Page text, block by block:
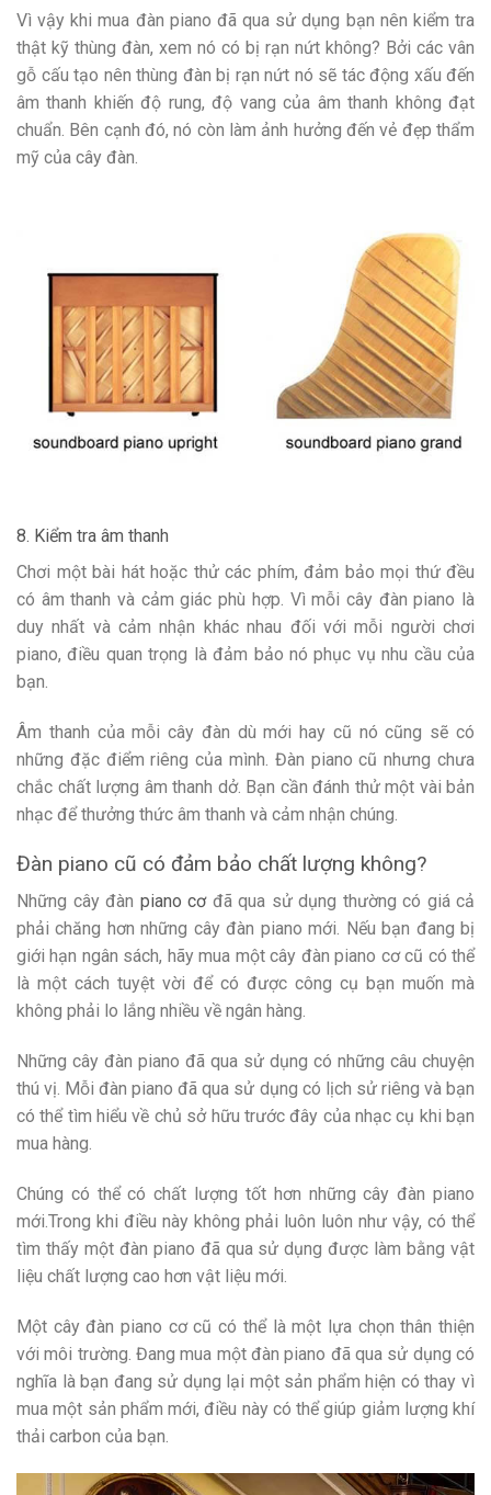
Vì vậy khi mua đàn piano đã qua sử dụng bạn nên kiểm tra
thật kỹ thùng đàn, xem nó có bị rạn nứt không? Bởi các vân
gỗ cấu tạo nên thùng đàn bị rạn nứt nó sẽ tác động xấu đến
âm thanh khiến độ rung, độ vang của âm thanh không đạt
chuẩn. Bên cạnh đó, nó còn làm ảnh hưởng đến vẻ đẹp thẩm
mỹ của cây đàn.
8. Kiểm tra âm thanh
Chơi một bài hát hoặc thử các phím, đảm bảo mọi thứ đều
có âm thanh và cảm giác phù hợp. Vì mỗi cây đàn piano là
duy nhất và cảm nhận khác nhau đối với mỗi người chơi
piano, điều quan trọng là đảm bảo nó phục vụ nhu cầu của
bạn.
Âm thanh của mỗi cây đàn dù mới hay cũ nó cũng sẽ có
những đặc điểm riêng của mình. Đàn piano cũ nhưng chưa
chắc chất lượng âm thanh dở. Bạn cần đánh thử một vài bản
nhạc để thưởng thức âm thanh và cảm nhận chúng.
Đàn piano cũ có đảm bảo chất lượng không?
Những cây đàn piano cơđã qua sử dụng thường có giá cả
phải chăng hơn những cây đàn piano mới. Nếu bạn đang bị
giới hạn ngân sách, hãy mua một cây đàn piano cơ cũ có thể
là một cách tuyệt vời để có được công cụ bạn muốn mà
không phải lo lắng nhiều về ngân hàng.
Những cây đàn piano đã qua sử dụng có những câu chuyện
thú vị. Mỗi đàn piano đã qua sử dụng có lịch sử riêng và bạn
có thể tìm hiểu về chủ sở hữu trước đây của nhạc cụ khi bạn
mua hàng.
Chúng có thể có chất lượng tốt hơn những cây đàn piano
mới.Trong khi điều này không phải luôn luôn như vậy, có thể
tìm thấy một đàn piano đã qua sử dụng được làm bằng vật
liệu chất lượng cao hơn vật liệu mới.
Một cây đàn piano cơ cũ có thể là một lựa chọn thân thiện
với môi trường. Đang mua một đàn piano đã qua sử dụng có
nghĩa là bạn đang sử dụng lại một sản phẩm hiện có thay vì
mua một sản phẩm mới, điều này có thể giúp giảm lượng khí
thải carbon của bạn.